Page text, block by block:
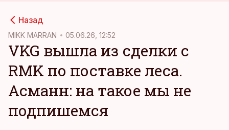
Назад
MIKK MARRAN 05.06.26, 12:52
VKG вышла из сделки с
RMK по поставке леса.
Асманн: на такое мы не
подпишемся